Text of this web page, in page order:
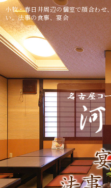
小牧・春日井周辺の個室で顔合わせ
い、法事の食事、宴会